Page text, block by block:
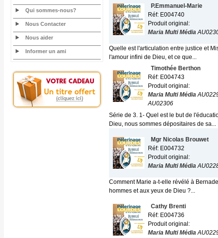
Qui sommes-nous?
Nous Contacter
Nous aider
Informer un ami
P.Emmanuel-Marie
Réf: E004740
Produit original:
Maria Multi Média
Quelle est l'articulation entre justice et
l'amour infini de Dieu, et ce que...
Timothée Berthon
Réf: E004743
Produit original:
Maria Multi Média
AU02306
Série de 3. 1- Quel est le but de
Dieu, nous sommes dépositaires de sa...
Mgr Nicolas Brouwet
Réf: E004732
Produit original:
Maria Multi Média
Comment Marie a-t-elle révélé à
hommes et aux yeux de Dieu ?...
Cathy Brenti
Réf: E004736
Produit original:
Maria Multi Média